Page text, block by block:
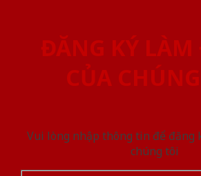
ĐĂNG KÝ
CỦA
Vui lòng nhập thông tin để đăng
chúng tôi